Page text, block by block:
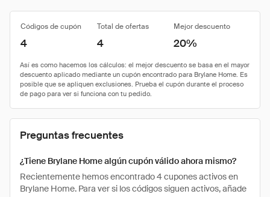
Códigos de cupón Total de ofertas Mejor descuento
4 4 20%
Preguntas frecuentes
¿Tiene Brylane Home algún cupón válido ahora mismo?
Recientemente hemos encontrado 4 cupones activos en
Brylane Home. Para ver si los códigos siguen activos, añade